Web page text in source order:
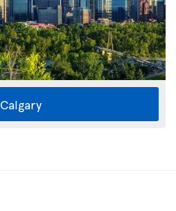
Calgary